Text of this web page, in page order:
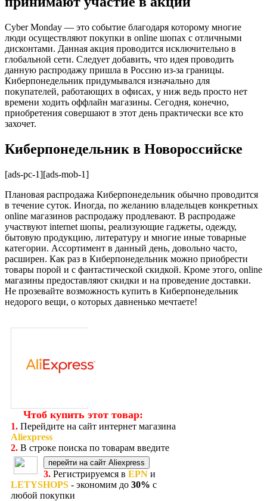
Cyber Monday — это событие благодаря которому многие
люди осуществляют покупки в online шопах с отличными
дисконтами. Данная акция проводится исключительно в
глобальной сети. Следует добавить, что идея проводить
данную распродажу пришла в Россию из-за границы.
Киберпонедельник придумывался изначально для
покупателей, работающих в офисах, у ниж ведь просто нет
времени ходить оффлайн магазины. Сегодня, конечно,
приобретения совершают в этот день практически все кто
захочет.
Киберпонедельник в Новороссийске
[ads-pc-1][ads-mob-1]
Плановая распродажа Киберпонедельник обычно проводится
в течение суток. Иногда, по желанию владельцев конкретных
online магазинов распродажу продлевают. В распродаже
участвуют internet шопы, реализующие гаджеты, одежду,
бытовую продукцию, литературу и многие иные товарные
категории. Ассортимент в данный день, довольно часто,
расширен. Как раз в Киберпонедельник можно приобрести
товары порой и с фантастической скидкой. Кроме этого, online
магазины предоставляют скидки и на проведение доставки.
Не прозевайте возможность купить в Киберпонедельник
недорого вещи, о которых давненько мечтаете!
Чтоб купить этот товар:
1. Перейдите на сайт интернет магазина
Aliexpress
2. В строке поиска по товарам введите
перейти на сайт Aliexpress
3. Регистрируемся в EPN и
LETYSHOPS - экономим до 30% с
любой покупки